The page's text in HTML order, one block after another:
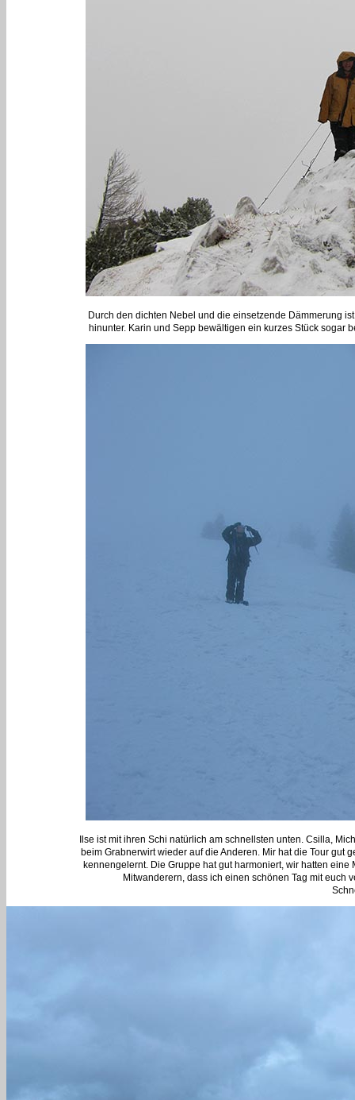
Durch den dichten Nebel und die einsetzende Dämmerung
hinunter. Karin und Sepp bewältigen ein kurzes Stück sogar
Ilse ist mit ihren Schi natürlich am schnellsten unten. Csilla,
beim Grabnerwirt wieder auf die Anderen. Mir hat die Tour gut
kennengelernt. Die Gruppe hat gut harmoniert, wir hatten
Mitwanderern, dass ich einen schönen Tag mit euch